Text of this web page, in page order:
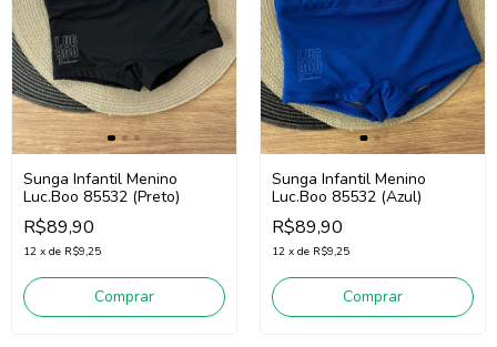
Sunga Infantil Menino
Luc.Boo 85532 (Preto)
R$89,90
12 x de R$9,25
Comprar
Sunga Infantil Menino
Luc.Boo 85532 (Azul)
R$89,90
12 x de R$9,25
Comprar